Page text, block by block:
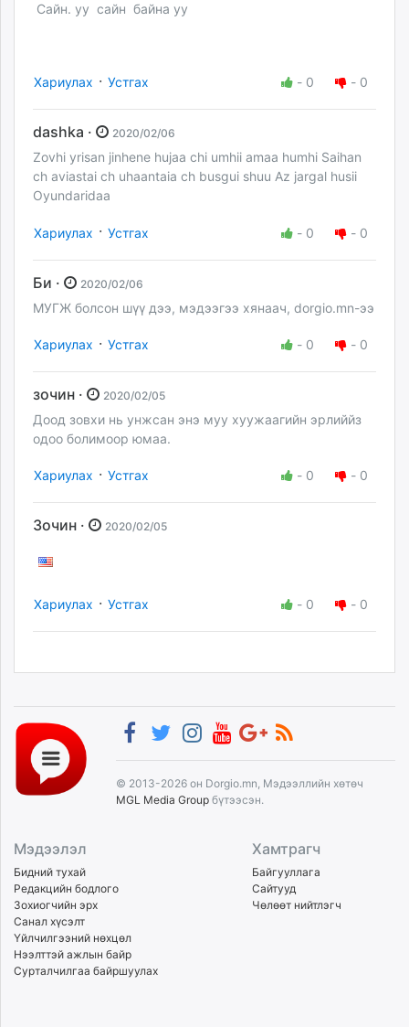
Сайн. уу сайн байна уу
Хариулах · Устгах - 0 - 0
dashka · 2020/02/06
Zovhi yrisan jinhene hujaa chi umhii amaa humhi Saihan
ch aviastai ch uhaantaia ch busgui shuu Az jargal husii
Oyundaridaa
Хариулах · Устгах - 0 - 0
Би · 2020/02/06
МУГЖ болсон шүү дээ, мэдээгээ хянаач, dorgio.mn-ээ
Хариулах · Устгах - 0 - 0
зочин · 2020/02/05
Доод зовхи нь унжсан энэ муу хуужаагийн эрлиййз
одоо болимоор юмаа.
Хариулах · Устгах - 0 - 0
Зочин · 2020/02/05
Хариулах · Устгах - 0 - 0
© 2013-2026 он Dorgio.mn, Мэдээллийн хөтөч
MGL Media Group бүтээсэн.
Мэдээлэл
Бидний тухай
Редакцийн бодлого
Зохиогчийн эрх
Санал хүсэлт
Үйлчилгээний нөхцөл
Нээлттэй ажлын байр
Сурталчилгаа байршуулах
Хамтрагч
Байгууллага
Сайтууд
Чөлөөт нийтлэгч